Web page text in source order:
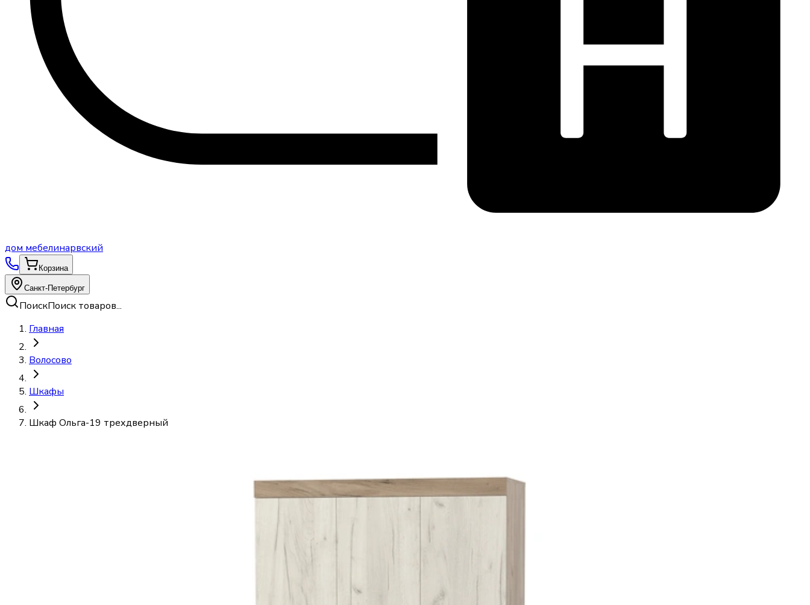
доммебелинарвский
Корзина
Санкт-Петербург
ПоискПоиск товаров...
Главная
Волосово
Шкафы
Шкаф Ольга-19 трехдверный